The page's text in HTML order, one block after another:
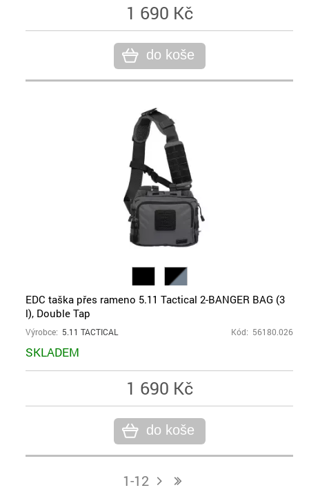
1 690 Kč
do koše
EDC taška přes rameno 5.11 Tactical 2-BANGER BAG (3
l), Double Tap
Výrobce: 5.11 TACTICAL Kód: 56180.026
SKLADEM
1 690 Kč
do koše
1-12 j n